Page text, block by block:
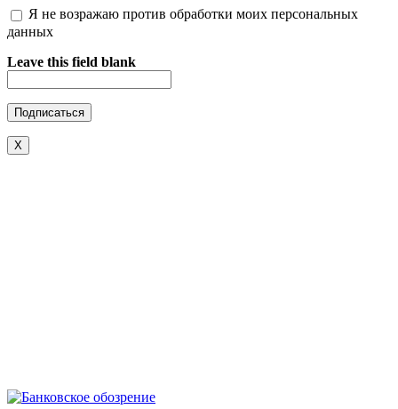
Я не возражаю против обработки моих персональных
данных
Leave this field blank
X